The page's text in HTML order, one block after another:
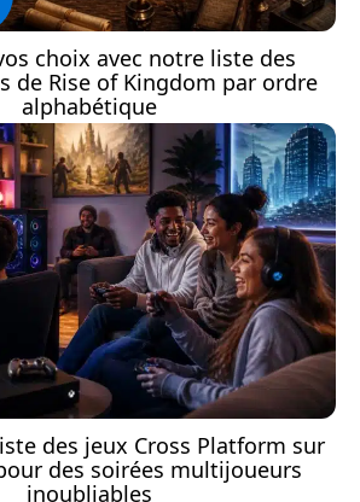
choix avec notre liste des
de Rise of Kingdom par ordre
alphabétique
des jeux Cross Platform sur
des soirées multijoueurs
inoubliables